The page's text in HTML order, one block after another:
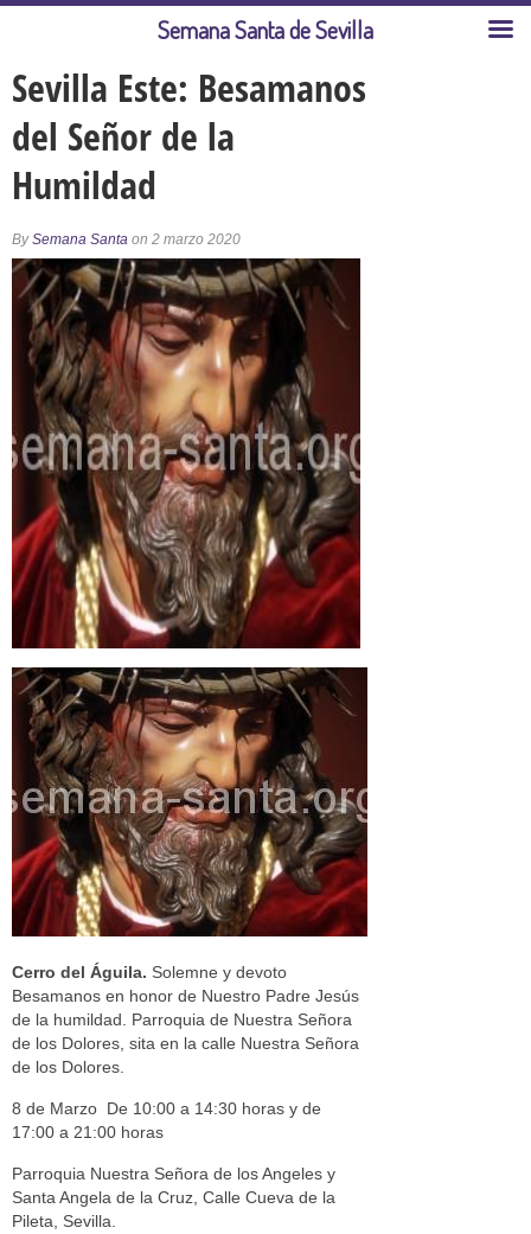
Sevilla Este: Besamanos
del Señor de la
Humildad
BySemana Santa on 2 marzo 2020
Cerro del Águila. Solemne y devoto
Besamanos en honor de Nuestro Padre Jesús
de la humildad. Parroquia de Nuestra Señora
de los Dolores, sita en la calle Nuestra Señora
de los Dolores.
8 de Marzo De 10:00 a 14:30 horas y de
17:00 a 21:00 horas
Parroquia Nuestra Señora de los Angeles y
Santa Angela de la Cruz, Calle Cueva de la
Pileta, Sevilla.
Semana Santa de Sevilla